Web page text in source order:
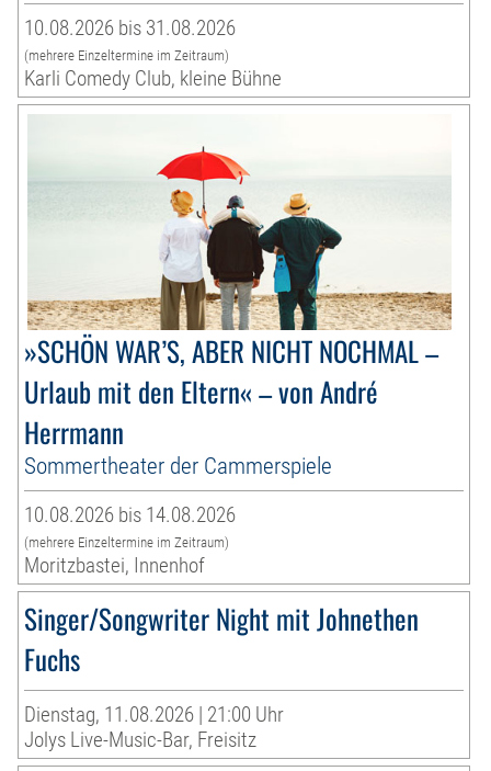
10.08.2026 bis 31.08.2026
(mehrere Einzeltermine im Zeitraum)
Karli Comedy Club, kleine Bühne
»SCHÖN WAR’S, ABER NICHT NOCHMAL –
Urlaub mit den Eltern« – von André
Herrmann
Sommertheater der Cammerspiele
10.08.2026 bis 14.08.2026
(mehrere Einzeltermine im Zeitraum)
Moritzbastei, Innenhof
Singer/Songwriter Night mit Johnethen
Fuchs
Dienstag, 11.08.2026 | 21:00 Uhr
Jolys Live-Music-Bar, Freisitz